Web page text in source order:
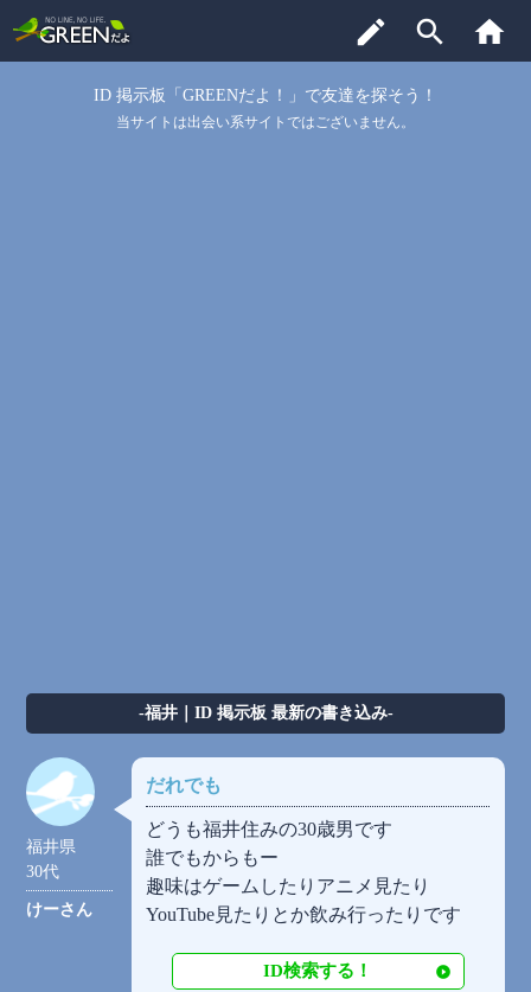
edit search home
ID 掲示板「GREENだよ！」で友達を探そう！
当サイトは出会い系サイトではございません。
-福井｜ID 掲示板 最新の書き込み-
福井県
30代
けーさん
だれでも
どうも福井住みの30歳男です
誰でもからもー
趣味はゲームしたりアニメ見たり
YouTube見たりとか飲み行ったりです
ID検索する！